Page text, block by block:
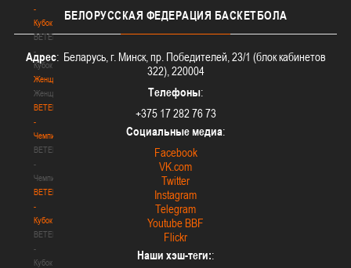
-
Кубок
BETERA
-
Кубок
Женщины
Женщины
BETERA
-
Чемпионат
BETERA
-
Чемпионат
BETERA
-
Кубок
BETERA
-
Кубок
БЕЛОРУССКАЯ ФЕДЕРАЦИЯ БАСКЕТБОЛА
Адрес: Беларусь, г. Минск, пр. Победителей, 23/1 (блок кабинетов
322), 220004
Телефоны:
+375 17 282 76 73
Социальные медиа:
Facebook
VK.com
Twitter
Instagram
Telegram
Youtube BBF
Flickr
Наши хэш-теги::